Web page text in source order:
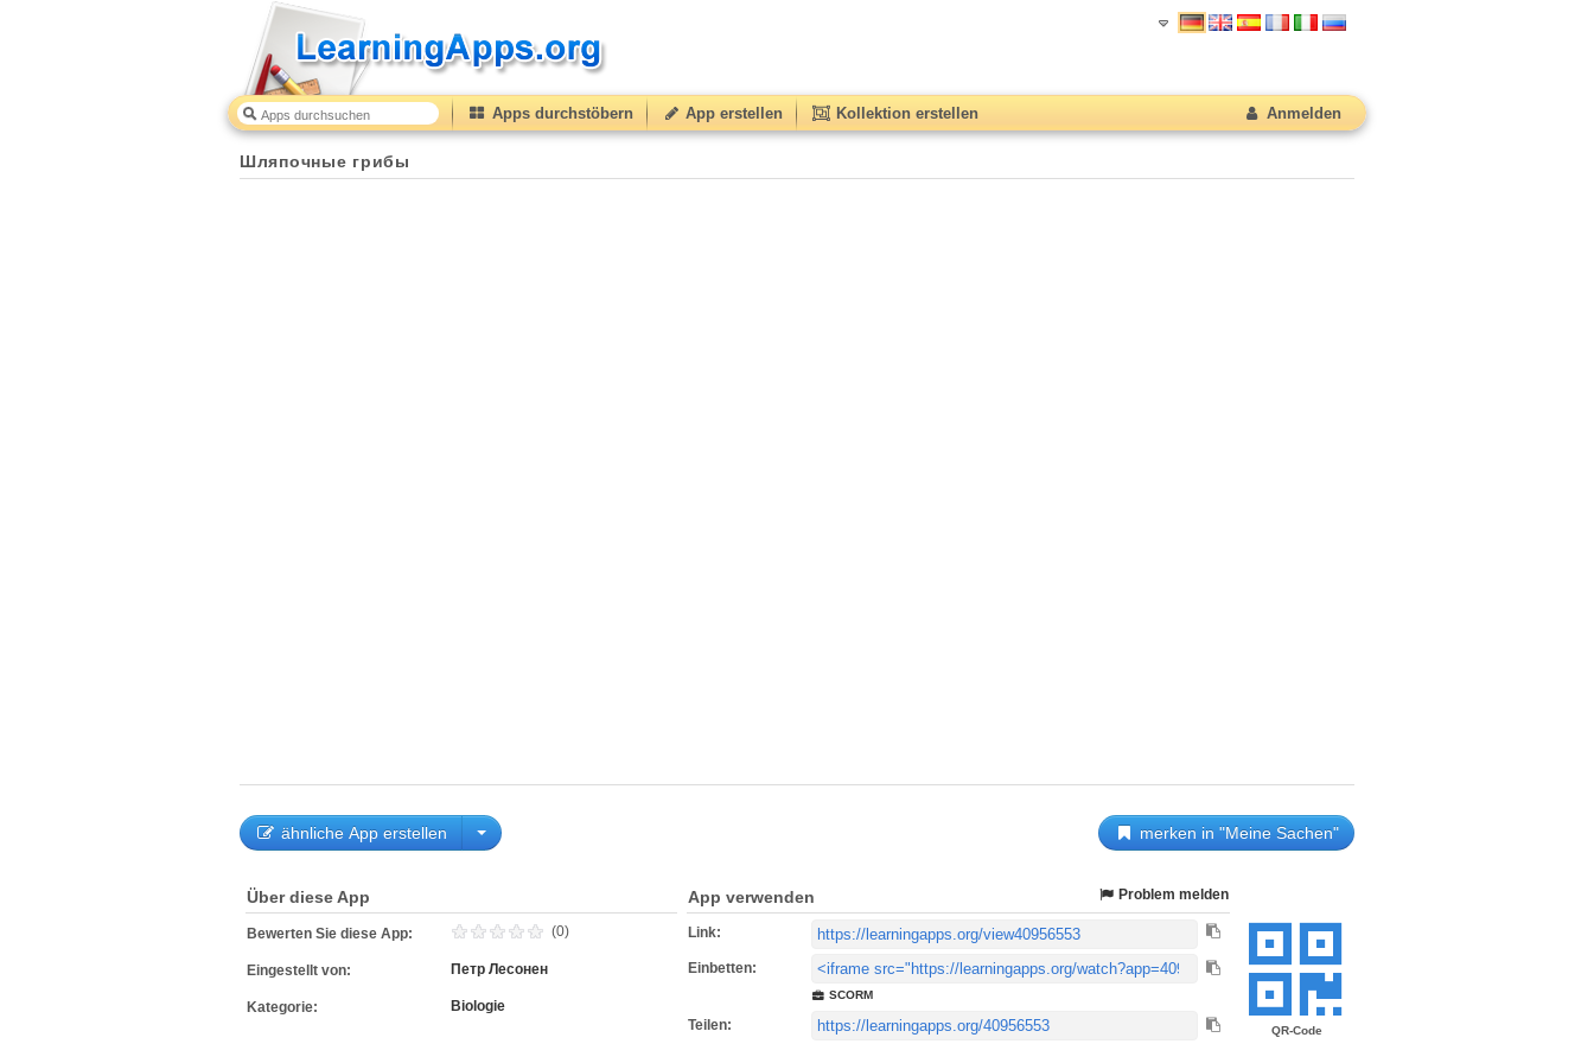
Apps durchstöbern App erstellen Kollektion erstellen Anmelden
Шляпочные грибы
ähnliche App erstellen merken in "Meine Sachen"
QR-Code
Über diese App
Bewerten Sie diese App: (0)
Eingestellt von: Петр Лесонен
Kategorie: Biologie
App verwenden Problem melden
Link:
Einbetten:
SCORM
Teilen: